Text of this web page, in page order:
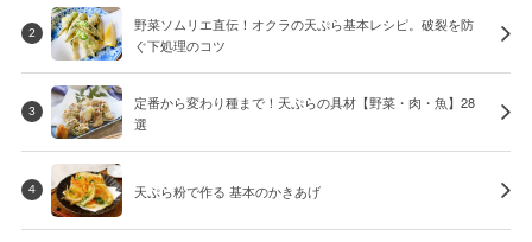
2
野菜ソムリエ直伝！オクラの天ぷら基本レシピ。破裂を防
ぐ下処理のコツ
3
定番から変わり種まで！天ぷらの具材【野菜・肉・魚】28
選
4 天ぷら粉で作る 基本のかきあげ